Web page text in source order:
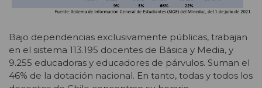
Bajo dependencias exclusivamente públicas, trabajan
en el sistema 113.195 docentes de Básica y Media, y
9.255 educadoras y educadores de párvulos. Suman el
46% de la dotación nacional. En tanto, todas y todos los